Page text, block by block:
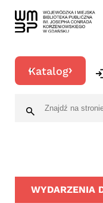
Katalog
WYDARZENIA